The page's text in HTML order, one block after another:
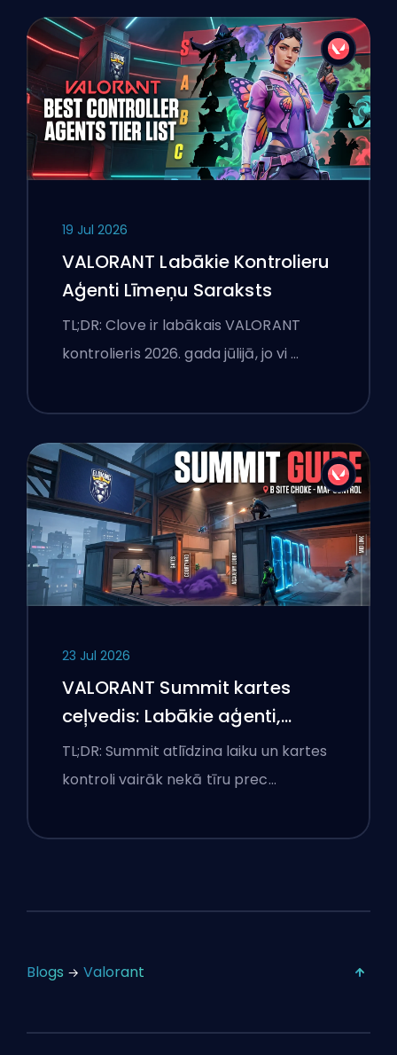
19 Jul 2026
VALORANT Labākie Kontrolieru
Aģenti Līmeņu Saraksts
TL;DR: Clove ir labākais VALORANT
kontrolieris 2026. gada jūlijā, jo vi …
23 Jul 2026
VALORANT Summit kartes
ceļvedis: Labākie aģenti,
izsaukumi un dūmi
TL;DR: Summit atlīdzina laiku un kartes
kontroli vairāk nekā tīru prec…
Blogs Valorant